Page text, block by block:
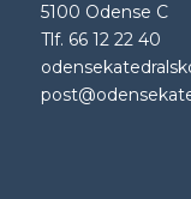
5100 Odense C
Tlf. 66 12 22 40